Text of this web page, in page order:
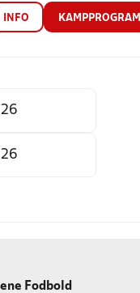
INFO KAMPPROGRAM
Fodbold